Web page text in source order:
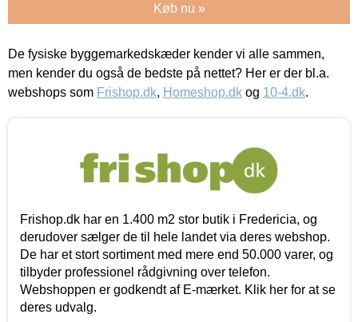
Køb nu »
De fysiske byggemarkedskæder kender vi alle sammen,
men kender du også de bedste på nettet? Her er der bl.a.
webshops som Frishop.dk, Homeshop.dk og 10-4.dk.
Frishop.dk har en 1.400 m2 stor butik i Fredericia, og
derudover sælger de til hele landet via deres webshop.
De har et stort sortiment med mere end 50.000 varer, og
tilbyder professionel rådgivning over telefon.
Webshoppen er godkendt af E-mærket. Klik her for at se
deres udvalg.